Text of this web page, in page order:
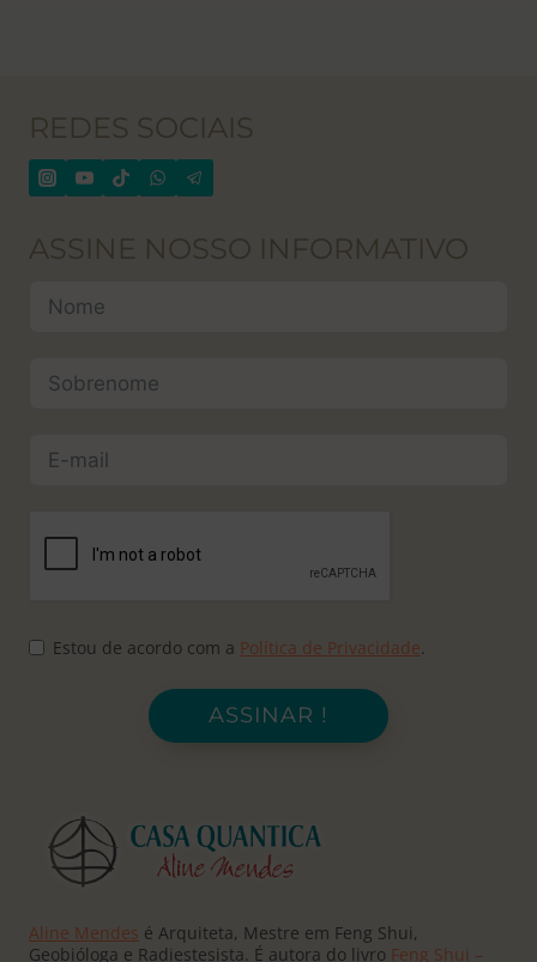
REDES SOCIAIS
ASSINE NOSSO INFORMATIVO
Estou de acordo com a Política de Privacidade.
ASSINAR !
Aline Mendes é Arquiteta, Mestre em Feng Shui,
Geobióloga e Radiestesista. É autora do livro Feng Shui –